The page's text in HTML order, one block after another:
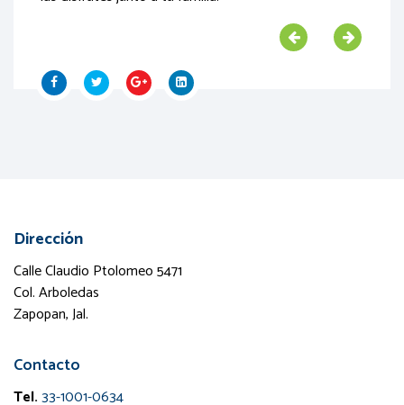
Dirección
Calle Claudio Ptolomeo 5471
Col. Arboledas
Zapopan, Jal.
Contacto
Tel.33-1001-0634